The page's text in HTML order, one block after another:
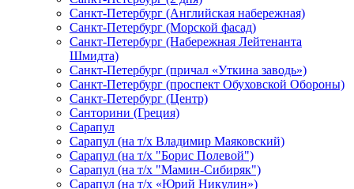
Санкт-Петербург (Английская набережная)
Санкт-Петербург (Морской фасад)
Санкт-Петербург (Набережная Лейтенанта
Шмидта)
Санкт-Петербург (причал «Уткина заводь»)
Санкт-Петербург (проспект Обуховской Обороны)
Санкт-Петербург (Центр)
Санторини (Греция)
Сарапул
Сарапул (на т/х Владимир Маяковский)
Сарапул (на т/х "Борис Полевой")
Сарапул (на т/х "Мамин-Сибиряк")
Сарапул (на т/х «Юрий Никулин»)